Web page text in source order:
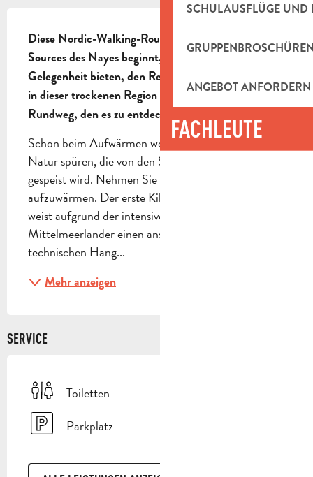
SCHULAUSFLÜGE UND
ANGEBOT ANFORDERN
FACHLEUTE
Diese Nordic-Walking-Route, die am Naturstandort
Sources des Nayes beginnt, wird Ihnen die
Gelegenheit bieten, den Reichtum eines Laubwaldes
in dieser trockenen Region zu genießen. Ein kleiner
Rundweg, den es zu entdecken gilt!
Schon beim Aufwärmen werden Sie die Kraft dieser
Natur spüren, die von den Sources des Nayes
gespeist wird. Nehmen Sie sich Zeit, um sich gut
aufzuwärmen. Der erste Kilometer dieses Ausflugs
weist aufgrund der intensiven Schluchten der
Mittelmeerländer einen anspruchsvollen und
technischen Hang...
Mehr anzeigen
SERVICE
Toiletten
Parkplatz